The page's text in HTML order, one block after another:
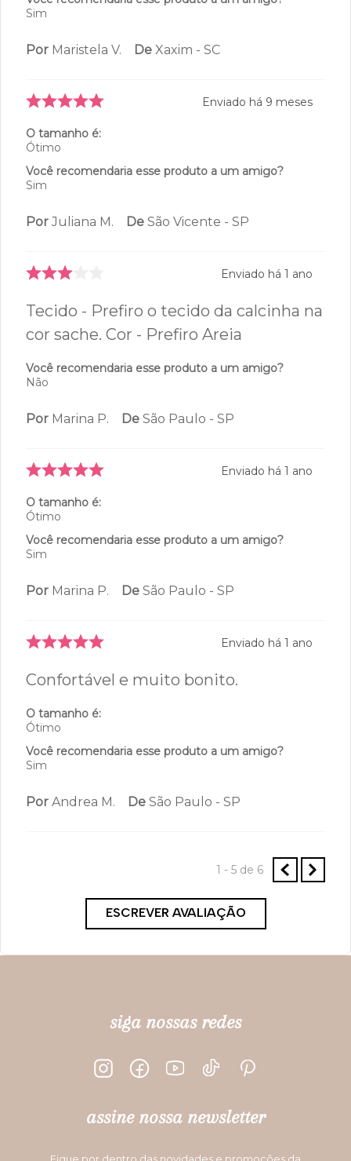
Sim
Por Maristela V. De Xaxim - SC
Enviado há 9 meses
O tamanho é:
Ótimo
Você recomendaria esse produto a um amigo?
Sim
Por Juliana M. De São Vicente - SP
Enviado há 1 ano
Tecido - Prefiro o tecido da calcinha na
cor sache. Cor - Prefiro Areia
Você recomendaria esse produto a um amigo?
Não
Por Marina P. De São Paulo - SP
Enviado há 1 ano
O tamanho é:
Ótimo
Você recomendaria esse produto a um amigo?
Sim
Por Marina P. De São Paulo - SP
Enviado há 1 ano
Confortável e muito bonito.
O tamanho é:
Ótimo
Você recomendaria esse produto a um amigo?
Sim
Por Andrea M. De São Paulo - SP
1 - 5 de 6
ESCREVER AVALIAÇÃO
siga nossas redes
assine nossa newsletter